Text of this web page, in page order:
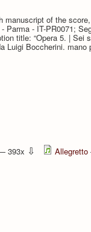
manuscript of the
- IT-PR0071;
title: “Opera 5. | Sei
Luigi Boccherini. mano
393x ⇩ Allegretto